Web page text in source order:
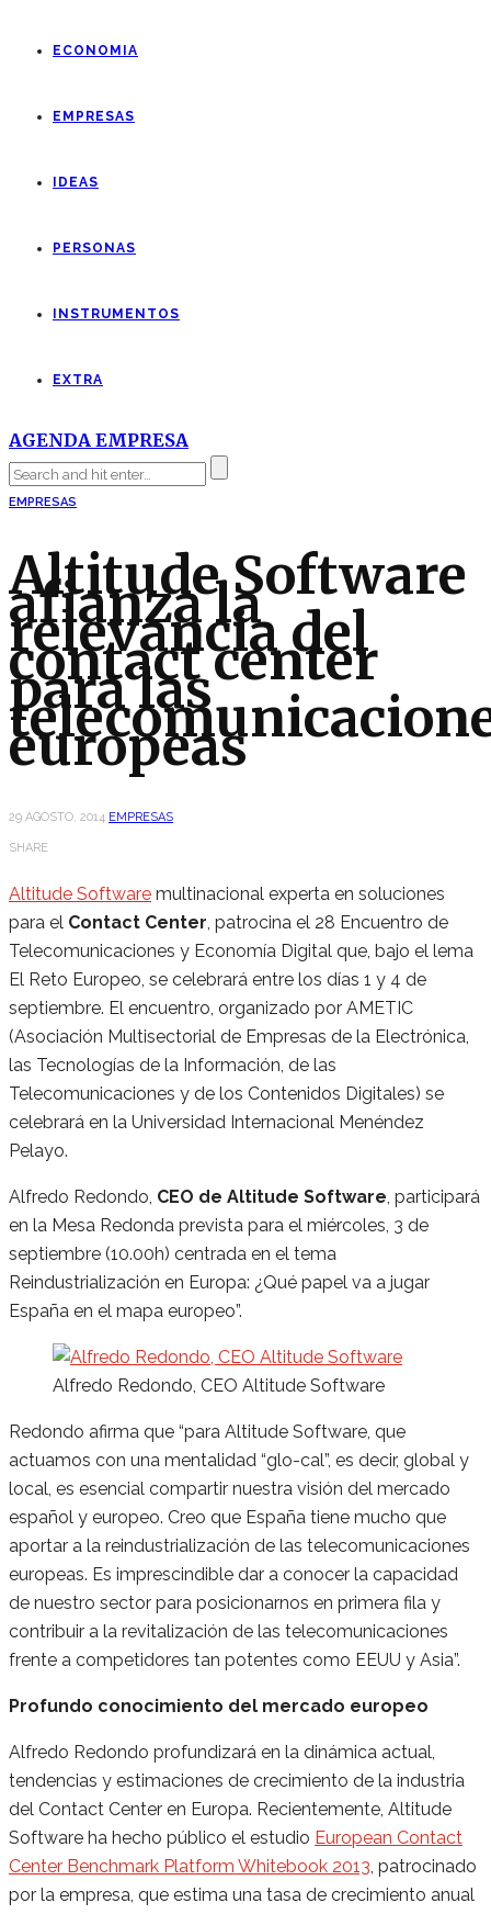
ECONOMIA
EMPRESAS
IDEAS
PERSONAS
INSTRUMENTOS
EXTRA
AGENDA EMPRESA
EMPRESAS
Altitude Software
afianza la
relevancia del
contact center
para las
europeas
29 AGOSTO, 2014 EMPRESAS
SHARE
Altitude Software multinacional experta en soluciones
para el Contact Center, patrocina el 28 Encuentro de
Telecomunicaciones y Economía Digital que, bajo el lema
El Reto Europeo, se celebrará entre los días 1 y 4 de
septiembre. El encuentro, organizado por AMETIC
(Asociación Multisectorial de Empresas de la Electrónica,
las Tecnologías de la Información, de las
Telecomunicaciones y de los Contenidos Digitales) se
celebrará en la Universidad Internacional Menéndez
Pelayo.
Alfredo Redondo, CEO de Altitude Software, participará
en la Mesa Redonda prevista para el miércoles, 3 de
septiembre (10.00h) centrada en el tema
Reindustrialización en Europa: ¿Qué papel va a jugar
España en el mapa europeo”.
Alfredo Redondo, CEO Altitude Software
Redondo afirma que “para Altitude Software, que
actuamos con una mentalidad “glo-cal”, es decir, global y
local, es esencial compartir nuestra visión del mercado
español y europeo. Creo que España tiene mucho que
aportar a la reindustrialización de las telecomunicaciones
europeas. Es imprescindible dar a conocer la capacidad
de nuestro sector para posicionarnos en primera fila y
contribuir a la revitalización de las telecomunicaciones
frente a competidores tan potentes como EEUU y Asia”.
Profundo conocimiento del mercado europeo
Alfredo Redondo profundizará en la dinámica actual,
tendencias y estimaciones de crecimiento de la industria
del Contact Center en Europa. Recientemente, Altitude
Software ha hecho público el estudio European Contact
Center Benchmark Platform Whitebook 2013, patrocinado
por la empresa, que estima una tasa de crecimiento anual